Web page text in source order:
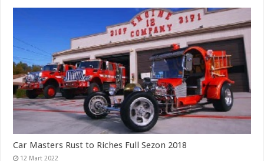
Car Masters Rust to Riches Full Sezon 2018
12 Mart 2022